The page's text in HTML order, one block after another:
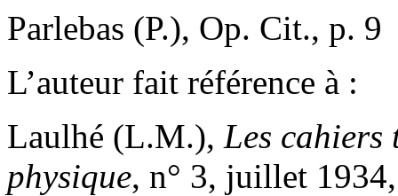
Parlebas (P.), Op. Cit., p. 9
L’auteur fait référence à :
Laulhé (L.M.), Les cahiers
physique, n° 3, juillet